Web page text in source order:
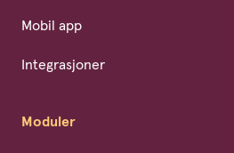
Mobil app
Integrasjoner
Moduler